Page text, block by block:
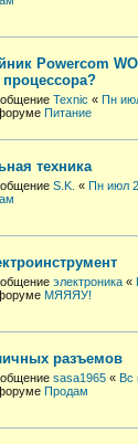
Powercom
Техnic « Пн
Питание
техника
S.K. « Пн июл
электроника «
МЯЯЯУ!
разъемов
sasa1965 « Вс
Продам